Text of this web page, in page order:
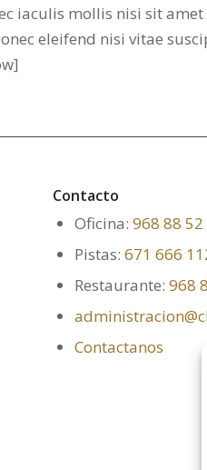
iaculis mollis nisi sit
eleifend nisi vitae
Contacto
Oficina:968 88 52
Pistas:671 666
Restaurante:968
Contactanos